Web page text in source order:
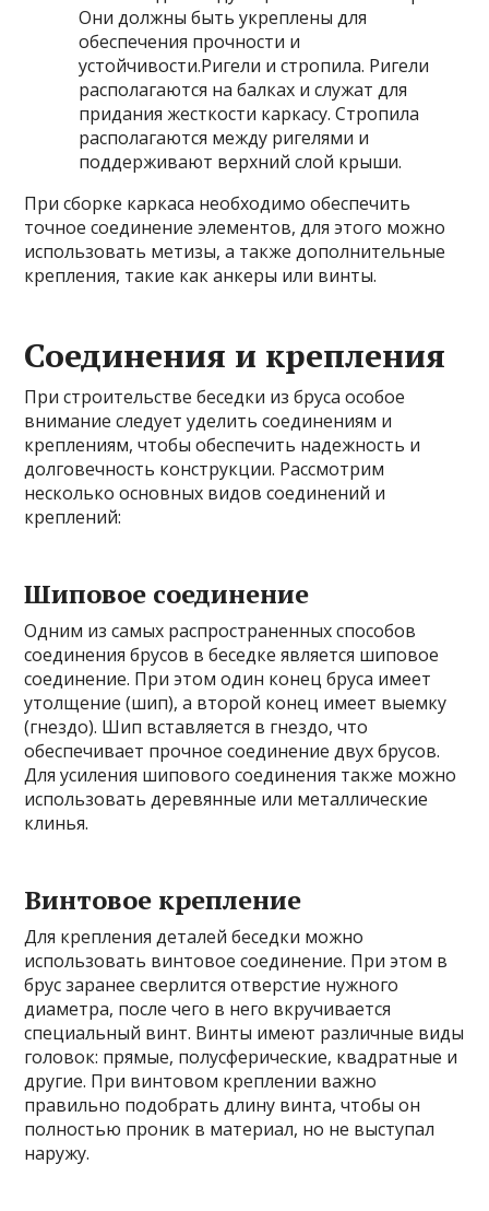
Они должны быть укреплены для
обеспечения прочности и
устойчивости.Ригели и стропила. Ригели
располагаются на балках и служат для
придания жесткости каркасу. Стропила
располагаются между ригелями и
поддерживают верхний слой крыши.
При сборке каркаса необходимо обеспечить
точное соединение элементов, для этого можно
использовать метизы, а также дополнительные
крепления, такие как анкеры или винты.
Соединения и крепления
При строительстве беседки из бруса особое
внимание следует уделить соединениям и
креплениям, чтобы обеспечить надежность и
долговечность конструкции. Рассмотрим
несколько основных видов соединений и
креплений:
Шиповое соединение
Одним из самых распространенных способов
соединения брусов в беседке является шиповое
соединение. При этом один конец бруса имеет
утолщение (шип), а второй конец имеет выемку
(гнездо). Шип вставляется в гнездо, что
обеспечивает прочное соединение двух брусов.
Для усиления шипового соединения также можно
использовать деревянные или металлические
клинья.
Винтовое крепление
Для крепления деталей беседки можно
использовать винтовое соединение. При этом в
брус заранее сверлится отверстие нужного
диаметра, после чего в него вкручивается
специальный винт. Винты имеют различные виды
головок: прямые, полусферические, квадратные и
другие. При винтовом креплении важно
правильно подобрать длину винта, чтобы он
полностью проник в материал, но не выступал
наружу.